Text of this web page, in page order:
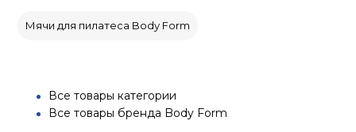
Мячи для пилатеса Body Form
Все товары категории
Все товары бренда Body Form